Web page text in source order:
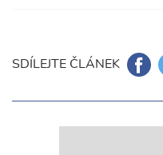
SDÍLEJTE ČLÁNEK